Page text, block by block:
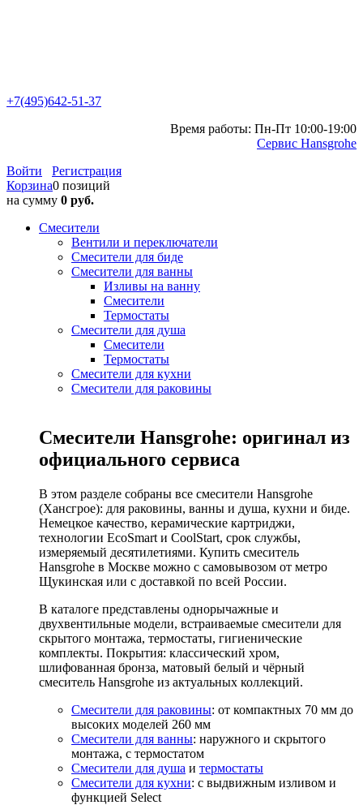
+7(495)642-51-37
Время работы: Пн-Пт 10:00-19:00
Сервис Hansgrohe
Войти
Регистрация
Корзина0 позиций
на сумму 0 руб.
Смесители
Вентили и переключатели
Смесители для биде
Смесители для ванны
Изливы на ванну
Смесители
Термостаты
Смесители для душа
Смесители
Термостаты
Смесители для кухни
Смесители для раковины
Смесители Hansgrohe: оригинал из
официального сервиса
В этом разделе собраны все смесители Hansgrohe
(Хансгрое): для раковины, ванны и душа, кухни и биде.
Немецкое качество, керамические картриджи,
технологии EcoSmart и CoolStart, срок службы,
измеряемый десятилетиями. Купить смеситель
Hansgrohe в Москве можно с самовывозом от метро
Щукинская или с доставкой по всей России.
В каталоге представлены однорычажные и
двухвентильные модели, встраиваемые смесители для
скрытого монтажа, термостаты, гигиенические
комплекты. Покрытия: классический хром,
шлифованная бронза, матовый белый и чёрный
смеситель Hansgrohe из актуальных коллекций.
Смесители для раковины: от компактных 70 мм до
высоких моделей 260 мм
Смесители для ванны: наружного и скрытого
монтажа, с термостатом
Смесители для душа и термостаты
Смесители для кухни: с выдвижным изливом и
функцией Select